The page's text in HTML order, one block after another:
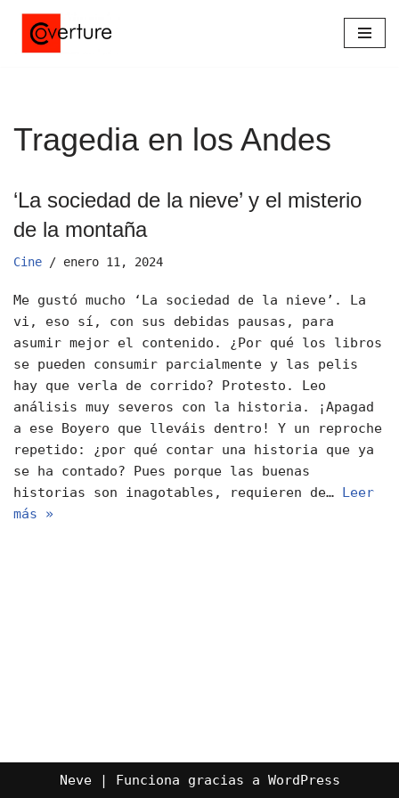
Saltar
Tragedia en los Andes
‘La sociedad de la nieve’ y el misterio
de la montaña
Cine enero 11, 2024
Me gustó mucho ‘La sociedad de la nieve’. La
vi, eso sí, con sus debidas pausas, para
asumir mejor el contenido. ¿Por qué los libros
se pueden consumir parcialmente y las pelis
hay que verla de corrido? Protesto. Leo
análisis muy severos con la historia. ¡Apagad
a ese Boyero que lleváis dentro! Y un reproche
repetido: ¿por qué contar una historia que ya
se ha contado? Pues porque las buenas
historias son inagotables, requieren de… Leer
más »
Neve| Funciona gracias a WordPress